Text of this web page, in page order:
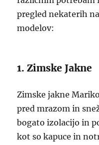
pregled nekaterih
modelov:
1. Zimske Jakne
Zimske jakne
pred mrazom in
bogato izolacijo in
kot so kapuce in